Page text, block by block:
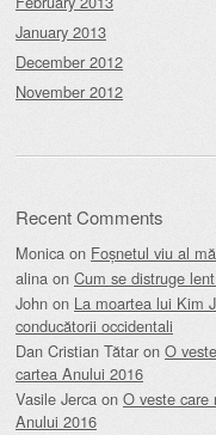
January 2013
December 2012
November 2012
Recent Comments
Monica on Foșnetul viu al
alina on Cum se distruge
John on La moartea lui Kim
conducătorii occidentali
Dan Cristian Tătar on O
cartea Anului 2016
Vasile Jerca on O veste care
Anului 2016